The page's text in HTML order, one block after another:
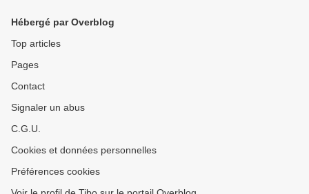
Hébergé par Overblog
Top articles
Pages
Contact
Signaler un abus
C.G.U.
Cookies et données personnelles
Préférences cookies